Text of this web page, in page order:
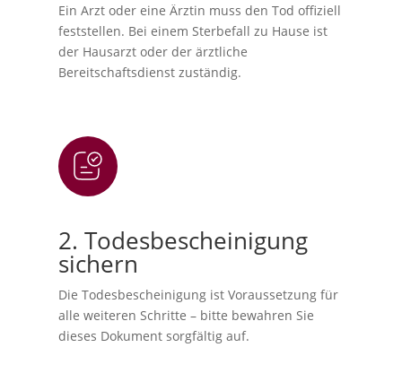
Ein Arzt oder eine Ärztin muss den Tod offiziell
feststellen. Bei einem Sterbefall zu Hause ist
der Hausarzt oder der ärztliche
Bereitschaftsdienst zuständig.
2. Todesbescheinigung
sichern
Die Todesbescheinigung ist Voraussetzung für
alle weiteren Schritte – bitte bewahren Sie
dieses Dokument sorgfältig auf.